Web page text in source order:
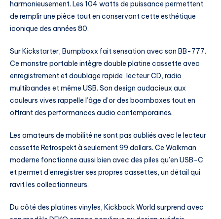
harmonieusement. Les 104 watts de puissance permettent
de remplir une pièce tout en conservant cette esthétique
iconique des années 80.
Sur Kickstarter, Bumpboxx fait sensation avec son BB-777.
Ce monstre portable intègre double platine cassette avec
enregistrement et doublage rapide, lecteur CD, radio
multibandes et même USB. Son design audacieux aux
couleurs vives rappelle l’âge d’or des boomboxes tout en
offrant des performances audio contemporaines.
Les amateurs de mobilité ne sont pas oubliés avec le lecteur
cassette Retrospekt à seulement 99 dollars. Ce Walkman
moderne fonctionne aussi bien avec des piles qu’en USB-C
et permet d’enregistrer ses propres cassettes, un détail qui
ravit les collectionneurs.
Du côté des platines vinyles, Kickback World surprend avec